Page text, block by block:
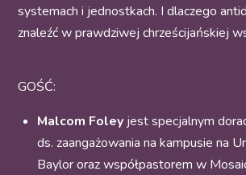
systemach i jednostkach. I dlaczego
znaleźć w prawdziwej chrześcijańskiej
GOŚĆ:
Malcom Foley jest specjalnym
ds. zaangażowania na kampusie na
Baylor oraz współpastorem w